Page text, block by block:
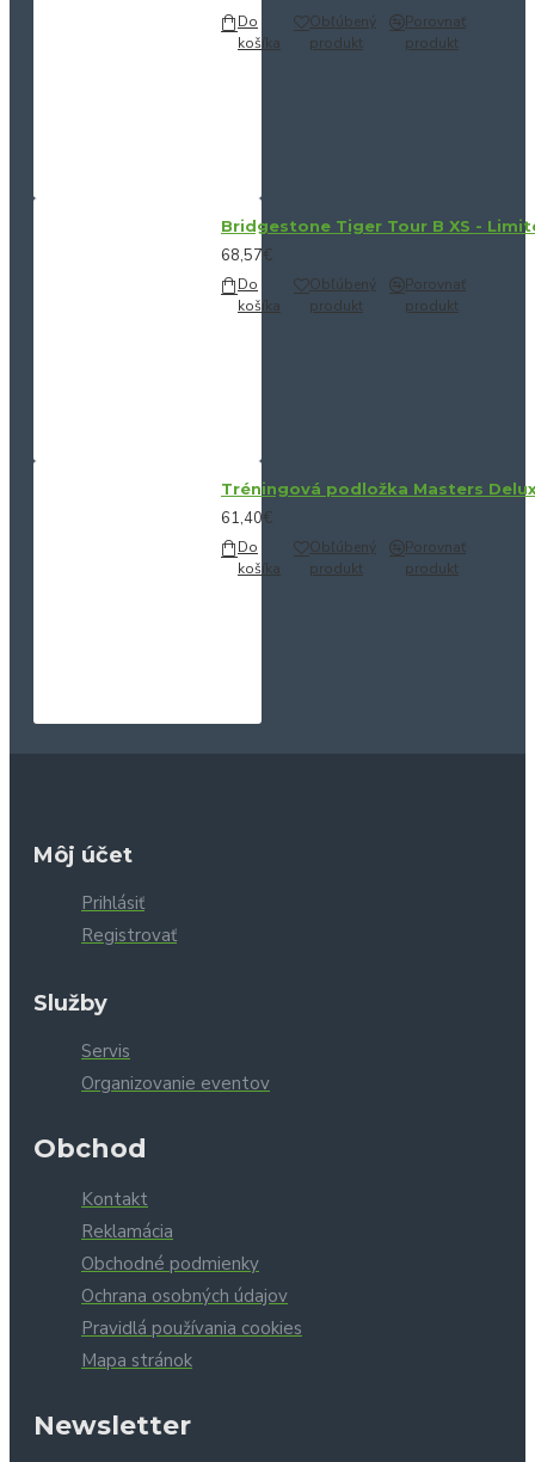
Do
košíka
Obľúbený
produkt
Porovnať
produkt
Bridgestone Tiger Tour B XS -
68,57€
Do
košíka
Obľúbený
produkt
Porovnať
produkt
Tréningová podložka Masters
61,40€
Do
košíka
Obľúbený
produkt
Porovnať
produkt
Môj účet
Prihlásiť
Registrovať
Služby
Servis
Organizovanie eventov
Obchod
Kontakt
Reklamácia
Obchodné podmienky
Ochrana osobných údajov
Pravidlá používania cookies
Mapa stránok
Newsletter